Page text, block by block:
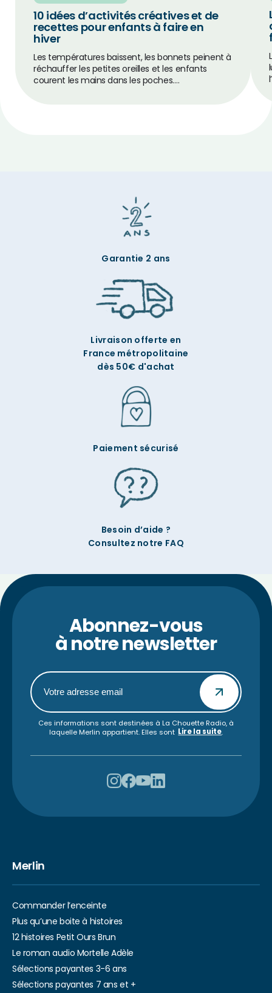
10 idées d’activités créatives et de
recettes pour enfants à faire en
hiver
Les températures baissent, les bonnets peinent à
réchauffer les petites oreilles et les enfants
courent les mains dans les poches.…
Garantie 2 ans
Livraison offerte en
France métropolitaine
dès 50€ d'achat
Paiement sécurisé
Besoin d’aide ?
Consultez notre FAQ
Abonnez-vous
à notre newsletter
Ces informations sont destinées à La Chouette Radio, à
laquelle Merlin appartient. Elles sont Lire la suite.
Merlin
Commander l’enceinte
Plus qu’une boite à histoires
12 histoires Petit Ours Brun
Le roman audio Mortelle Adèle
Sélections payantes 3-6 ans
Sélections payantes 7 ans et +